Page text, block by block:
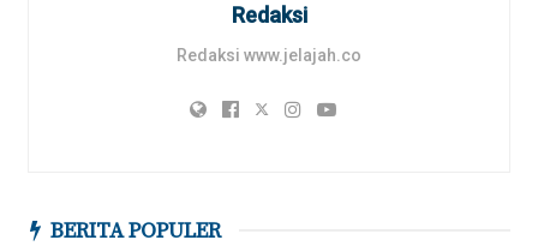
Redaksi
Redaksi www.jelajah.co
BERITA POPULER